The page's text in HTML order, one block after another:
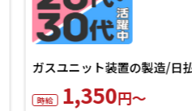
ガスユニット装置の製造/日払
時給 1,350円～